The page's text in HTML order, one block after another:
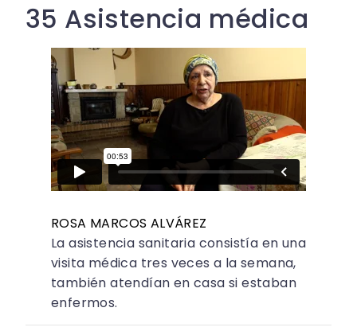
35 Asistencia médica
ROSA MARCOS ALVÁREZ
La asistencia sanitaria consistía en una
visita médica tres veces a la semana,
también atendían en casa si estaban
enfermos.